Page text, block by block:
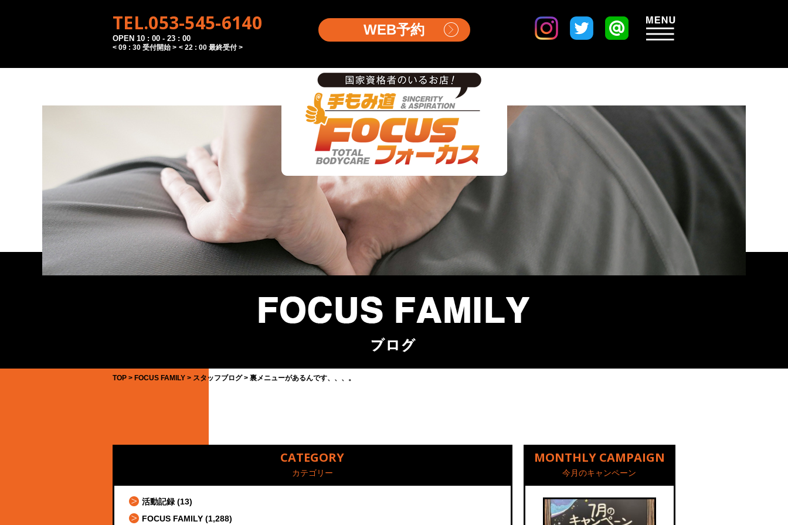
TEL.053-545-6140
OPEN 10 : 00 - 23 : 00
< 09 : 30 受付開始 > < 22 : 00 最終受付 >
WEB予約
TOP FOCUS FAMILY スタッフブログ 裏メニューがあるんです、、、。
CATEGORY
カテゴリー
活動記録 (13)
FOCUS FAMILY (1,288)
MONTHLY CAMPAIGN
今月のキャンペーン